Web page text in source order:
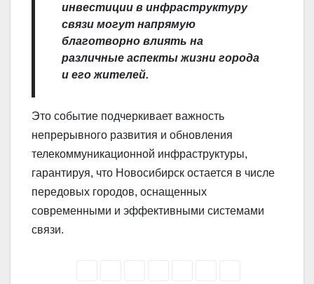
инвестиции в инфраструктуру
связи могут напрямую
благотворно влиять на
различные аспекты жизни города
и его жителей.
Это событие подчеркивает важность
непрерывного развития и обновления
телекоммуникационной инфраструктуры,
гарантируя, что Новосибирск остается в числе
передовых городов, оснащенных
современными и эффективными системами
связи.